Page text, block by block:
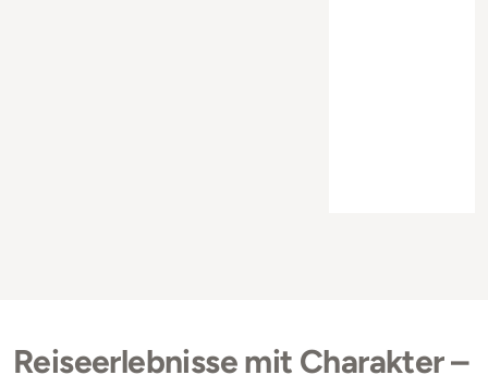
Reiseerlebnisse mit Charakter –